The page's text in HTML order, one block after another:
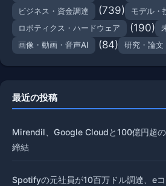
ビジネス・資金調達 (739) モデル・
ロボティクス・ハードウェア (190)
画像・動画・音声AI (84) 研究・論文
最近の投稿
Mirendil、Google Cloudと100億円超
締結
Spotifyの元社員が10百万ドル調達、e